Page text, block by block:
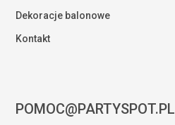
Dekoracje balonowe
Kontakt
POMOC@PARTYSPOT.PL